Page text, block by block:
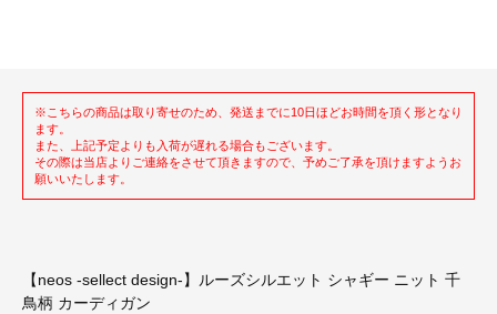
※こちらの商品は取り寄せのため、発送までに10日ほどお時間を頂く形となり
ます。
また、上記予定よりも入荷が遅れる場合もございます。
その際は当店よりご連絡をさせて頂きますので、予めご了承を頂けますようお
願いいたします。
【neos -sellect design-】ルーズシルエット シャギー ニット 千
鳥柄 カーディガン